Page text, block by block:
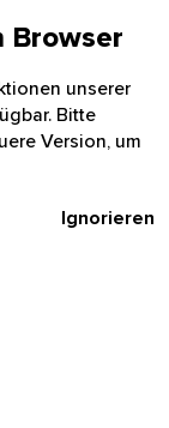
Browser
unserer
Bitte
Version, um
Ignorieren